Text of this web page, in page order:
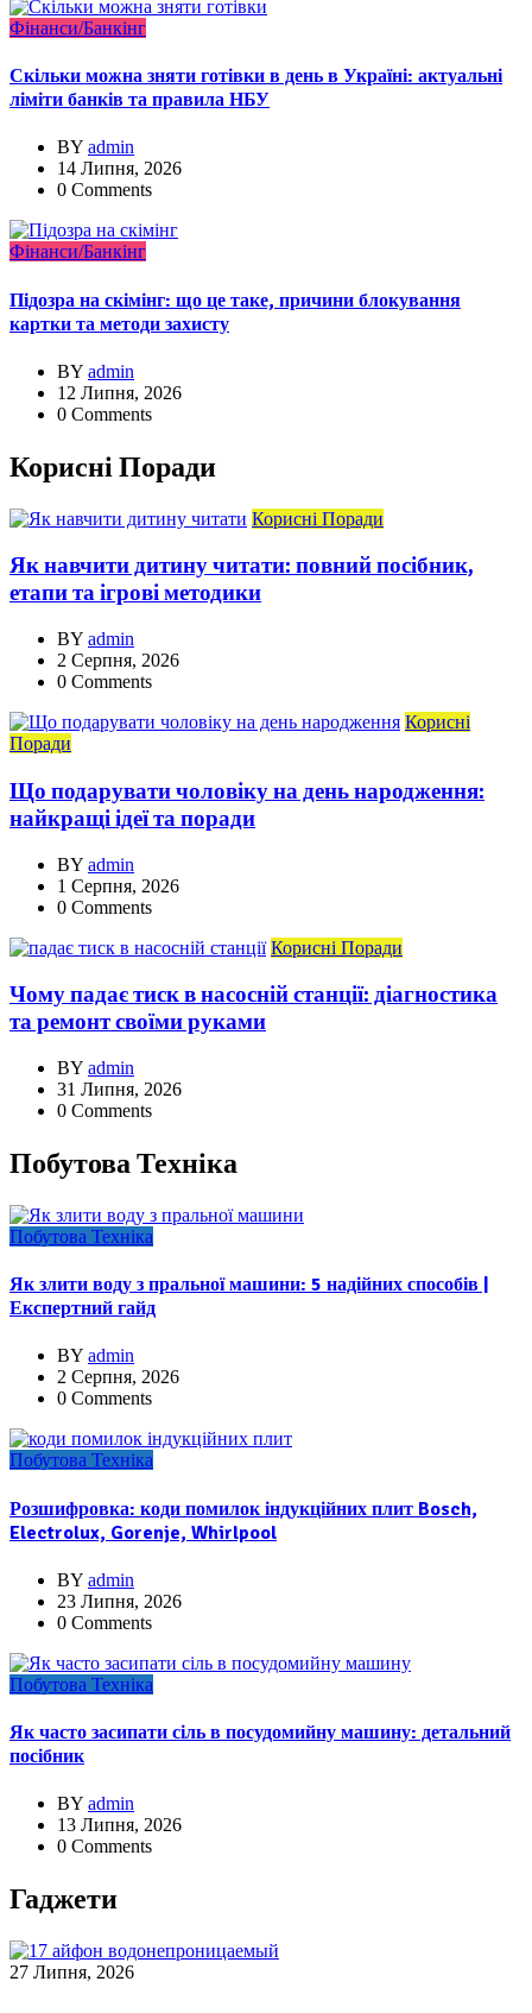
Фінанси/Банкінг
Скільки можна зняти готівки в день в Україні: актуальні
ліміти банків та правила НБУ
BY admin
14 Липня, 2026
0 Comments
Фінанси/Банкінг
Підозра на скімінг: що це таке, причини блокування
картки та методи захисту
BY admin
12 Липня, 2026
0 Comments
Корисні Поради
Корисні Поради
Як навчити дитину читати: повний посібник,
етапи та ігрові методики
BY admin
2 Серпня, 2026
0 Comments
Корисні
Поради
Що подарувати чоловіку на день народження:
найкращі ідеї та поради
BY admin
1 Серпня, 2026
0 Comments
Корисні Поради
Чому падає тиск в насосній станції: діагностика
та ремонт своїми руками
BY admin
31 Липня, 2026
0 Comments
Побутова Техніка
Побутова Техніка
Як злити воду з пральної машини: 5 надійних способів |
Експертний гайд
BY admin
2 Серпня, 2026
0 Comments
Побутова Техніка
Розшифровка: коди помилок індукційних плит Bosch,
Electrolux, Gorenje, Whirlpool
BY admin
23 Липня, 2026
0 Comments
Побутова Техніка
Як часто засипати сіль в посудомийну машину: детальний
посібник
BY admin
13 Липня, 2026
0 Comments
Гаджети
27 Липня, 2026